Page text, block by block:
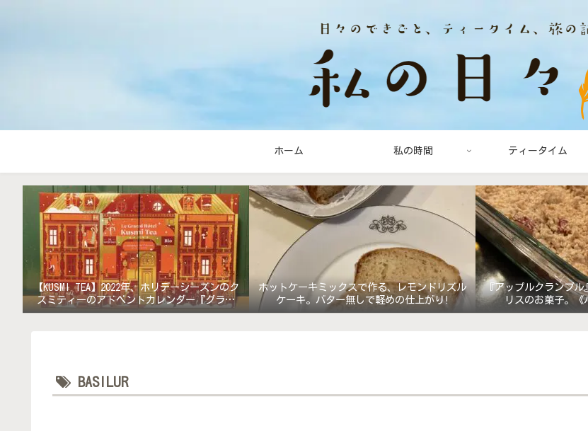
ホーム 私の時間 ティータイム
【KUSMI TEA】2022年、ホリデーシーズンのク
スミティーのアドベントカレンダー『グラン
ド・ホテル』
ホットケーキミックスで作る、レモンドリズル
ケーキ。バター無しで軽めの仕上がり!
『アップルクランブ
リスのお菓子。《
BASILUR